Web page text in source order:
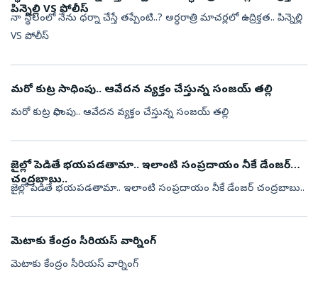
పిన్నెల్లి VS పోలీస్
నా స్థలంలో నేను ధర్నా చేస్తే తప్పేంటి..? అర్ధరాత్రి మాచర్లలో ఉద్రిక్తత.. పిన్నెల్లి
VS పోలీస్
మరో కుట్ర సాధింపు.. ఆవేదన వ్యక్తం చేస్తున్న సంజయ్ తల్లి
మరో కుట్ర సాధింపు.. ఆవేదన వ్యక్తం చేస్తున్న సంజయ్ తల్లి
జైల్లో పెడితే భయపడతామా.. ఇలాంటి సంప్రదాయం నీకే డేంజర్
చంద్రబాబు..
జైల్లో పెడితే భయపడతామా.. ఇలాంటి సంప్రదాయం నీకే డేంజర్ చంద్రబాబు..
మెటాకు కేంద్రం సీరియస్ వార్నింగ్
మెటాకు కేంద్రం సీరియస్ వార్నింగ్